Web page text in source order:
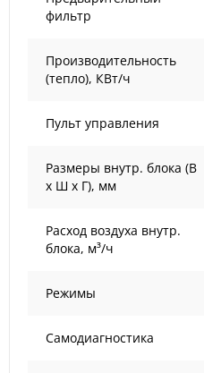
фильтр
Производительность
(тепло), КВт/ч
Пульт управления
Размеры внутр. блока (В
х Ш х Г), мм
Расход воздуха внутр.
блока, м³/ч
Режимы
Самодиагностика